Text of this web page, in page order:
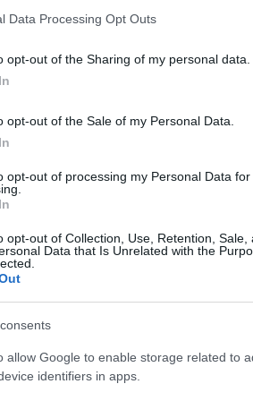
Data Processing Opt Outs
opt-out of the Sharing of my personal data.
opt-out of the Sale of my Personal Data.
opt-out of processing my Personal Data for
opt-out of Collection, Use, Retention, Sale,
Data that Is Unrelated with the
allow Google to enable storage related to
identifiers in apps.
en la última semana en más de 38
bastante. El que más, el
millones. El extremo del Barcelona
segunda vuelta (82) y se coloca como
de 18.680.000 €.
desde el 23 de marzo esIsco , quien
muscular. El malagueño ha sido uno
parón de selecciones y ha
€, sexto más caro del
de Isco, Guido Rodríguez. El
lesión de tobillo y ha subido su
por Brais Méndez durante la
gallego bajará de precio
miércoles y que le impedirá jugar en